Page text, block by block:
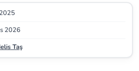
2026
Taş